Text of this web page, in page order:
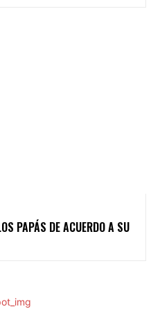
PAPÁS DE ACUERDO A SU